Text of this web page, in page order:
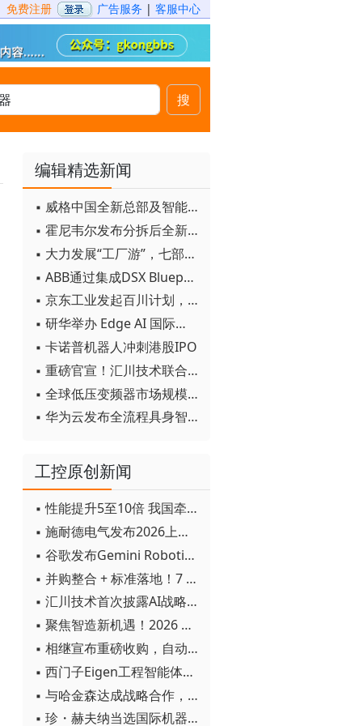
免费注册 广告服务 | 客服中心
搜
编辑精选新闻
▪ 威格中国全新总部及智能工厂启用
▪ 霍尼韦尔发布分拆后全新品牌：霍尼韦尔科技与霍尼韦尔航空航天
▪ 大力发展“工厂游”，七部门联合发文！
▪ ABB通过集成DSX Blueprint AI基础设施，扩大与英伟达的合作
▪ 京东工业发起百川计划， 构建工业大模型新生态
▪ 研华举办 Edge AI 国际论坛
▪ 卡诺普机器人冲刺港股IPO
▪ 重磅官宣！汇川技术联合发起 D12 联盟，开创产教融合新范式
▪ 全球低压变频器市场规模2030年将超170亿美元
▪ 华为云发布全流程具身智能开发平台CloudRobo
工控原创新闻
▪ 性能提升5至10倍 我国牵头制定的WiTSnet工业以太网国际标准正式发布
▪ 施耐德电气发布2026上半年可持续发展成绩单 "Impact 2030"路线图开局稳健
▪ 谷歌发布Gemini Robotics 2模型 实现人形机器人全身智能控制突破
▪ 并购整合 + 标准落地！7 月工业自动化产业动态速递
▪ 汇川技术首次披露AI战略进展：从两个方面推动“AI业务化”落地
▪ 聚焦智造新机遇！2026 青岛数字化及智能制造技术论坛圆满落幕
▪ 相继宣布重磅收购，自动化巨头新一轮并购潮剑指何方？
▪ 西门子Eigen工程智能体落地中国，工业AI跨越物理世界“确定性”拐点
▪ 与哈金森达成战略合作，乐聚机器人何以持续获得工业巨头青睐？
▪ 珍・赫夫纳当选国际机器人联合会新任主席